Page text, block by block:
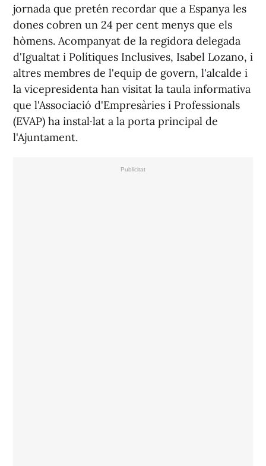
jornada que pretén recordar que a Espanya les
dones cobren un 24 per cent menys que els
hòmens. Acompanyat de la regidora delegada
d'Igualtat i Polítiques Inclusives, Isabel Lozano, i
altres membres de l'equip de govern, l'alcalde i
la vicepresidenta han visitat la taula informativa
que l'Associació d'Empresàries i Professionals
(EVAP) ha instal·lat a la porta principal de
l'Ajuntament.